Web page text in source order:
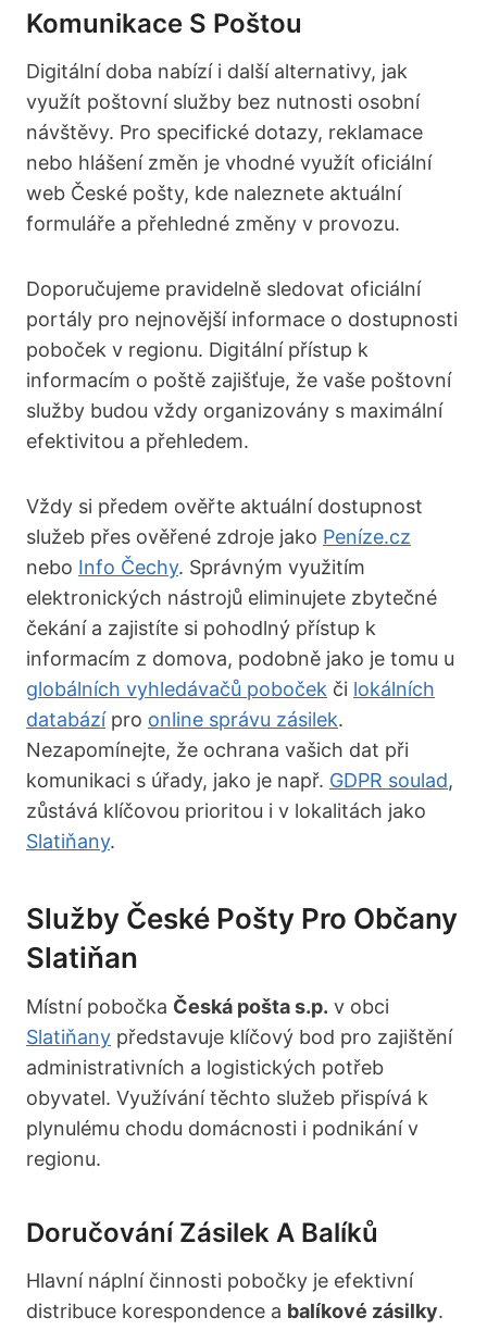
Komunikace S Poštou
Digitální doba nabízí i další alternativy, jak
využít poštovní služby bez nutnosti osobní
návštěvy. Pro specifické dotazy, reklamace
nebo hlášení změn je vhodné využít oficiální
web České pošty, kde naleznete aktuální
formuláře a přehledné změny v provozu.
Doporučujeme pravidelně sledovat oficiální
portály pro nejnovější informace o dostupnosti
poboček v regionu. Digitální přístup k
informacím o poště zajišťuje, že vaše poštovní
služby budou vždy organizovány s maximální
efektivitou a přehledem.
Vždy si předem ověřte aktuální dostupnost
služeb přes ověřené zdroje jako Peníze.cz
nebo Info Čechy. Správným využitím
elektronických nástrojů eliminujete zbytečné
čekání a zajistíte si pohodlný přístup k
informacím z domova, podobně jako je tomu u
globálních vyhledávačů poboček či lokálních
databázípro online správu zásilek.
Nezapomínejte, že ochrana vašich dat při
komunikaci s úřady, jako je např. GDPR soulad,
zůstává klíčovou prioritou i v lokalitách jako
Slatiňany.
Služby České Pošty Pro Občany
Slatiňan
Místní pobočka Česká pošta s.p. v obci
Slatiňany představuje klíčový bod pro zajištění
administrativních a logistických potřeb
obyvatel. Využívání těchto služeb přispívá k
plynulému chodu domácnosti i podnikání v
regionu.
Doručování Zásilek A Balíků
Hlavní náplní činnosti pobočky je efektivní
distribuce korespondence a balíkové zásilky.